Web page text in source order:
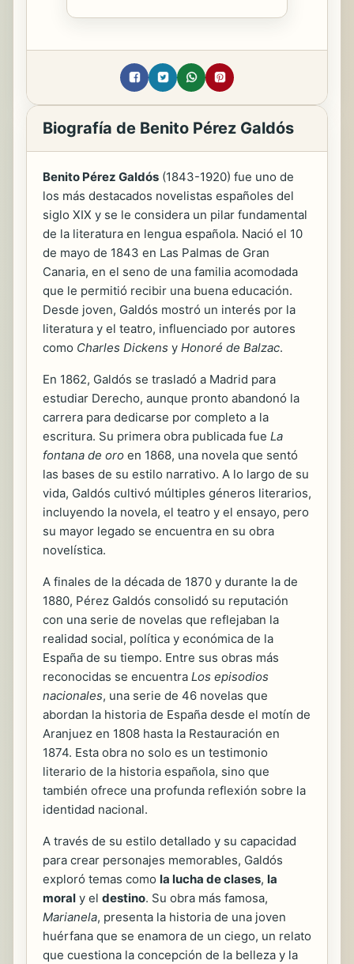
Biografía de Benito Pérez Galdós
Benito Pérez Galdós (1843-1920) fue uno de
los más destacados novelistas españoles del
siglo XIX y se le considera un pilar fundamental
de la literatura en lengua española. Nació el 10
de mayo de 1843 en Las Palmas de Gran
Canaria, en el seno de una familia acomodada
que le permitió recibir una buena educación.
Desde joven, Galdós mostró un interés por la
literatura y el teatro, influenciado por autores
como Charles Dickens y Honoré de Balzac.
En 1862, Galdós se trasladó a Madrid para
estudiar Derecho, aunque pronto abandonó la
carrera para dedicarse por completo a la
escritura. Su primera obra publicada fue La
fontana de oro en 1868, una novela que sentó
las bases de su estilo narrativo. A lo largo de su
vida, Galdós cultivó múltiples géneros literarios,
incluyendo la novela, el teatro y el ensayo, pero
su mayor legado se encuentra en su obra
novelística.
A finales de la década de 1870 y durante la de
1880, Pérez Galdós consolidó su reputación
con una serie de novelas que reflejaban la
realidad social, política y económica de la
España de su tiempo. Entre sus obras más
reconocidas se encuentra Los episodios
nacionales, una serie de 46 novelas que
abordan la historia de España desde el motín de
Aranjuez en 1808 hasta la Restauración en
1874. Esta obra no solo es un testimonio
literario de la historia española, sino que
también ofrece una profunda reflexión sobre la
identidad nacional.
A través de su estilo detallado y su capacidad
para crear personajes memorables, Galdós
exploró temas como la lucha de clases, la
moral y el destino. Su obra más famosa,
Marianela, presenta la historia de una joven
huérfana que se enamora de un ciego, un relato
que cuestiona la concepción de la belleza y la